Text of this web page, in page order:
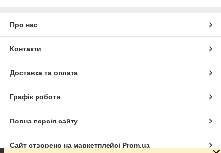
Про нас
Контакти
Доставка та оплата
Графік роботи
Повна версія сайту
Сайт створено на маркетплейсі Prom.ua